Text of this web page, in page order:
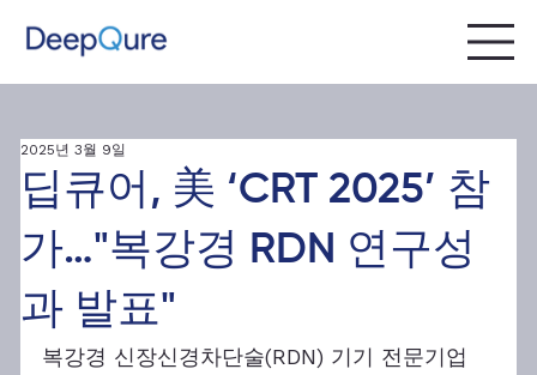
딥큐어, 美 ‘CRT 2025’ 참
가…"복강경 RDN 연구성
과 발표"
2025년 3월 9일
복강경 신장신경차단술(RDN) 기기 전문기업